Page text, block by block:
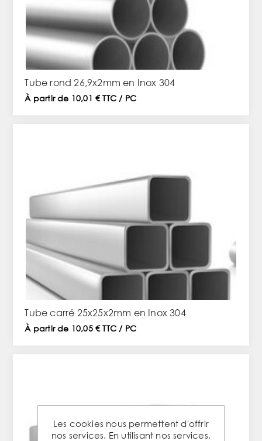
Tube rond 26,9x2mm en Inox 304
À partir de 10,01 € TTC / PC
Tube carré 25x25x2mm en Inox 304
À partir de 10,05 € TTC / PC
Les cookies nous permettent d'offrir
nos services. En utilisant nos services,